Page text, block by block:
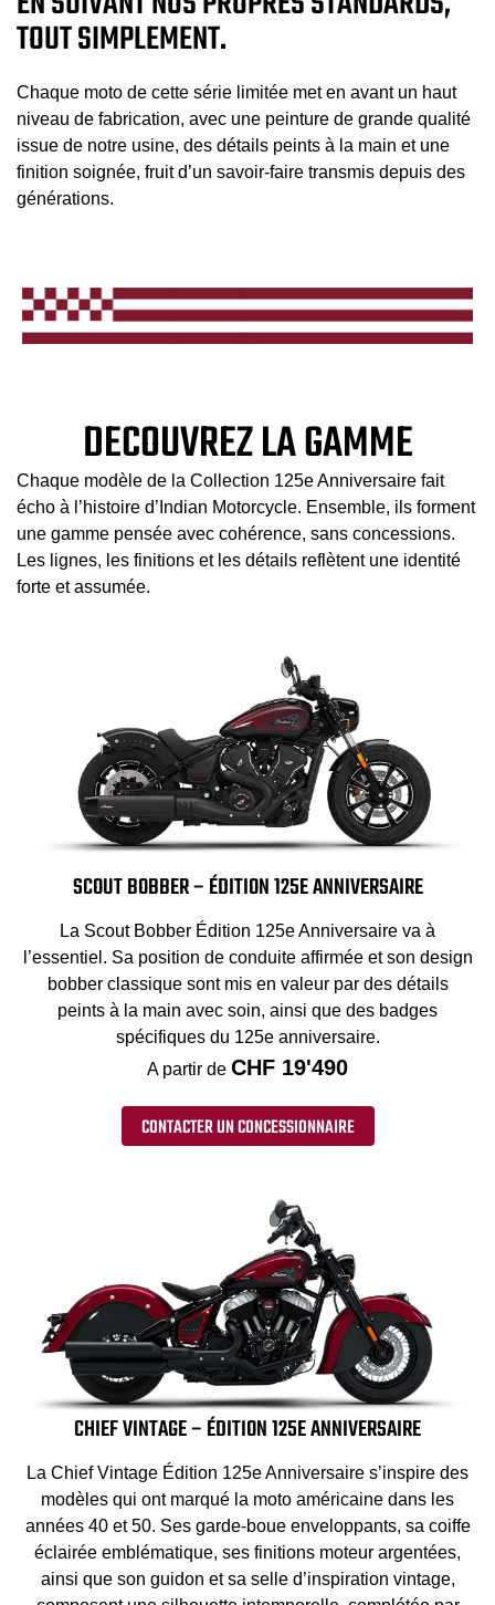
TOUT SIMPLEMENT.
Chaque moto de cette série limitée met en avant un haut
niveau de fabrication, avec une peinture de grande qualité
issue de notre usine, des détails peints à la main et une
finition soignée, fruit d’un savoir‑faire transmis depuis des
générations.
DECOUVREZ LA GAMME
Chaque modèle de la Collection 125e Anniversaire fait
écho à l’histoire d’Indian Motorcycle. Ensemble, ils forment
une gamme pensée avec cohérence, sans concessions.
Les lignes, les finitions et les détails reflètent une identité
forte et assumée.
SCOUT BOBBER – ÉDITION 125E ANNIVERSAIRE
La Scout Bobber Édition 125e Anniversaire va à
l’essentiel. Sa position de conduite affirmée et son design
bobber classique sont mis en valeur par des détails
peints à la main avec soin, ainsi que des badges
spécifiques du 125e anniversaire.
A partir de CHF 19'490
CONTACTER UN CONCESSIONNAIRE
CHIEF VINTAGE – ÉDITION 125E ANNIVERSAIRE
La Chief Vintage Édition 125e Anniversaire s’inspire des
modèles qui ont marqué la moto américaine dans les
années 40 et 50. Ses garde-boue enveloppants, sa coiffe
éclairée emblématique, ses finitions moteur argentées,
ainsi que son guidon et sa selle d’inspiration vintage,